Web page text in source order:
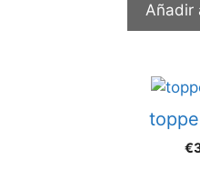
Añadir
€